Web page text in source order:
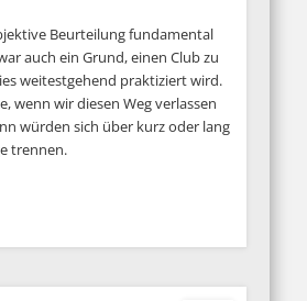
Beurteilung fundamental
auch ein Grund, einen Club zu
weitestgehend praktiziert wird.
wenn wir diesen Weg verlassen
würden sich über kurz oder lang
trennen.